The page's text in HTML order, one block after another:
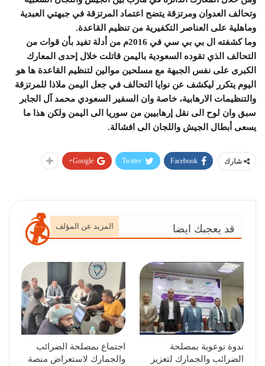
وتحالف العدوان ومرتزقة يتضح اعتماد المرتزقة في جبهتي العبدية
وماهلية على العناصر التكفيرية من تنظيم القاعدة.
وما كشفته ال بي بي سي في 2016م من أدلة تفيد بأن قوات من
التحالف الذي تقوده السعودية باليمن قاتلت خلال إحدى المعارك
الكبرى على نفس الجبهة مع مسلحين موالين لتنظيم القاعدة ها هو
اليوم يتكرر ليكشف عن نوايا التحالف في جعل اليمن ملاذا للمرتزقة
والتنظيمات الارهابية، خاصة وان السفير السعودي محمد آل الجابر
سبق وان لوح الى نقل إرهابيين من سوريا الى اليمن ولكن هذا ما
يسعى أبطال الجيش واللجان الى افشالة.
شارك Facebook
Twitter
Google+
قد يعجبك ايضا المزيد عن المؤلف
ندوة توعوية بمصلحة
الضرائب والجمارك لتعزيز
اجتماع بمصلحة الضرائب
والجمارك لاستعراض منصة